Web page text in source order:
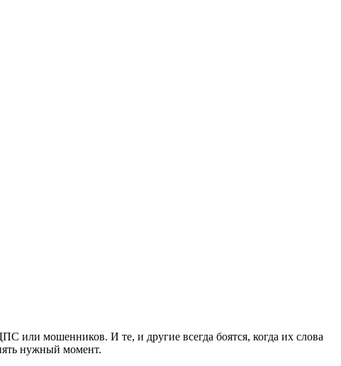
или мошенников. И те, и другие всегда боятся, когда их слова
нужный момент.